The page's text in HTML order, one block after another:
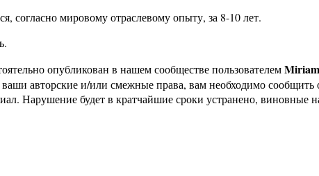
согласно мировому отраслевому опыту, за 8-10 лет.
опубликован в нашем сообществе пользователемMiriam
ваши авторские и/или смежные права, вам необходимо
Нарушение будет в кратчайшие сроки устранено, виновные